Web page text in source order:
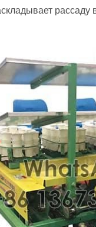
рассаду